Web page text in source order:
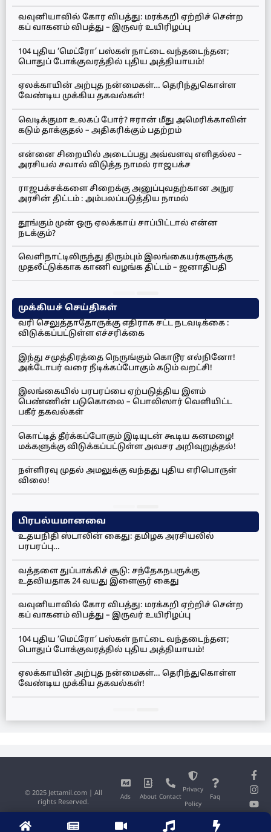
வவுனியாவில் கோர விபத்து: மரக்கறி ஏற்றிச் சென்ற
கப் வாகனம் விபத்து – இருவர் உயிரிழப்பு
104 புதிய ‘மெட்ரோ’ பஸ்கள் நாட்டை வந்தடைந்தன;
பொதுப் போக்குவரத்தில் புதிய அத்தியாயம்!
ஏலக்காயின் அற்புத நன்மைகள்… தெரிந்துகொள்ள
வேண்டிய முக்கிய தகவல்கள்!
வெடிக்குமா உலகப் போர்? ஈரான் மீது அமெரிக்காவின்
கடும் தாக்குதல் – அதிகரிக்கும் பதற்றம்
என்னை சிறையில் அடைப்பது அவ்வளவு எளிதல்ல –
அரசியல் சவால் விடுத்த நாமல் ராஜபக்ச
ராஜபக்சக்களை சிறைக்கு அனுப்புவதற்கான அநுர
அரசின் திட்டம் : அம்பலப்படுத்திய நாமல்
தூங்கும் முன் ஒரு ஏலக்காய் சாப்பிட்டால் என்ன
நடக்கும்?
வெளிநாட்டிலிருந்து திரும்பும் இலங்கையர்களுக்கு
முதலீட்டுக்காக காணி வழங்க திட்டம் – ஜனாதிபதி
முக்கியச் செய்திகள்
வரி செலுத்தாதோருக்கு எதிராக சட்ட நடவடிக்கை :
விடுக்கப்பட்டுள்ள எச்சரிக்கை
இந்து சமுத்திரத்தை நெருங்கும் கொடூர எல்நினோ!
அக்டோபர் வரை நீடிக்கப்போகும் கடும் வறட்சி!
இலங்கையில் பரபரப்பை ஏற்படுத்திய இளம்
பெண்ணின் படுகொலை – பொலிஸார் வெளியிட்ட
பகீர் தகவல்கள்
கொட்டித் தீர்க்கப்போகும் இடியுடன் கூடிய கனமழை!
மக்களுக்கு விடுக்கப்பட்டுள்ள அவசர அறிவுறுத்தல்!
நள்ளிரவு முதல் அமலுக்கு வந்தது புதிய எரிபொருள்
விலை!
பிரபல்யமானவை
உதயநிதி ஸ்டாலின் கைது: தமிழக அரசியலில்
பரபரப்பு…
வத்தளை துப்பாக்கிச் சூடு: சந்தேகநபருக்கு
உதவியதாக 24 வயது இளைஞர் கைது
வவுனியாவில் கோர விபத்து: மரக்கறி ஏற்றிச் சென்ற
கப் வாகனம் விபத்து – இருவர் உயிரிழப்பு
104 புதிய ‘மெட்ரோ’ பஸ்கள் நாட்டை வந்தடைந்தன;
பொதுப் போக்குவரத்தில் புதிய அத்தியாயம்!
ஏலக்காயின் அற்புத நன்மைகள்… தெரிந்துகொள்ள
வேண்டிய முக்கிய தகவல்கள்!
Ads About Contact
Privacy
Policy
Faq
© 2025 Jettamil.com | All
rights Reserved.